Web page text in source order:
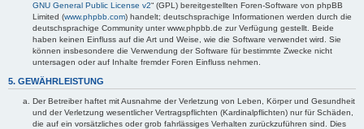
GNU General Public License v2“ (GPL) bereitgestellten Foren-Software von phpBB
Limited (www.phpbb.com) handelt; deutschsprachige Informationen werden durch die
deutschsprachige Community unter www.phpbb.de zur Verfügung gestellt. Beide
haben keinen Einfluss auf die Art und Weise, wie die Software verwendet wird. Sie
können insbesondere die Verwendung der Software für bestimmte Zwecke nicht
untersagen oder auf Inhalte fremder Foren Einfluss nehmen.
5. GEWÄHRLEISTUNG
Der Betreiber haftet mit Ausnahme der Verletzung von Leben, Körper und Gesundheit
und der Verletzung wesentlicher Vertragspflichten (Kardinalpflichten) nur für Schäden,
die auf ein vorsätzliches oder grob fahrlässiges Verhalten zurückzuführen sind. Dies